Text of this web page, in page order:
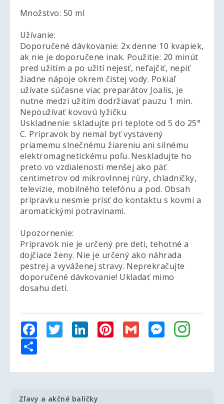
Množstvo: 50 ml
Užívanie:
Doporučené dávkovanie: 2x denne 10 kvapiek,
ak nie je doporučene inak. Použitie: 20 minút
pred užitím a po užití nejesť, nefajčiť, nepiť
žiadne nápoje okrem čistej vody. Pokiaľ
užívate súčasne viac preparátov Joalis, je
nutne medzi užitím dodržiavať pauzu 1 min.
Nepoužívať kovovú lyžičku
Uskladnenie: skladujte pri teplote od 5 do 25°
C. Prípravok by nemal byť vystavený
priamemu slnečnému žiareniu ani silnému
elektromagnetickému poľu. Neskladujte ho
preto vo vzdialenosti menšej ako päť
centimetrov od mikrovlnnej rúry, chladničky,
televízie, mobilného telefónu a pod. Obsah
prípravku nesmie prísť do kontaktu s kovmi a
aromatickými potravinami.
Upozornenie:
Prípravok nie je určený pre deti, tehotné a
dojčiace ženy. Nie je určený ako náhrada
pestrej a vyváženej stravy. Neprekračujte
doporučené dávkovanie! Ukladať mimo
dosahu detí.
FacebookTwitterLinkedInPinterest
Gmail Messenger
Zľavy a akčné balíčky